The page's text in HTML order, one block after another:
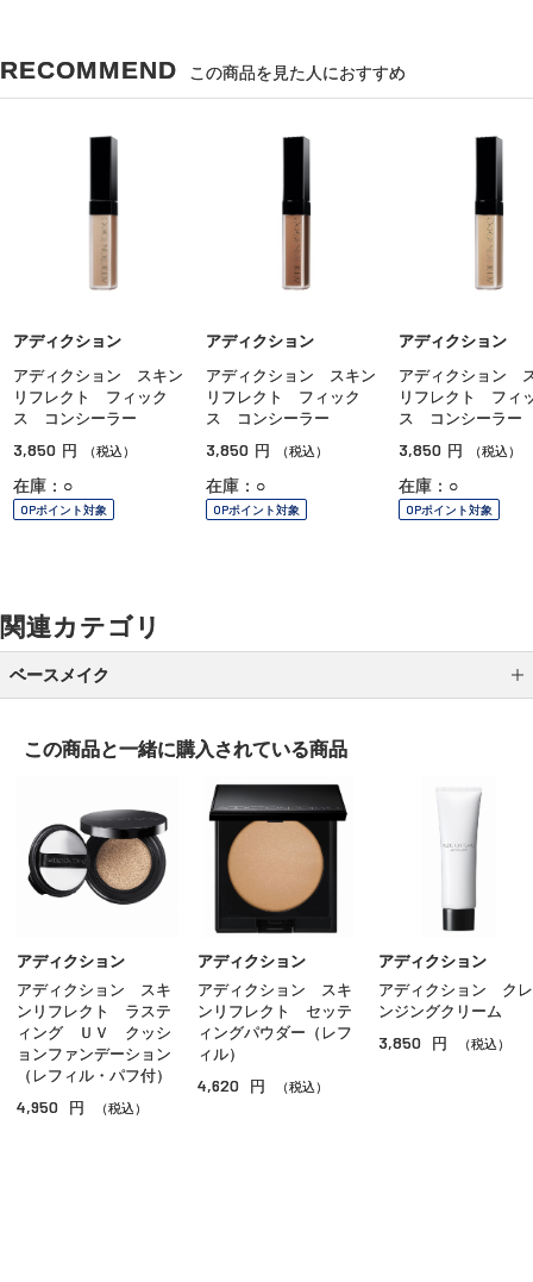
RECOMMEND この商品を見た人におすすめ
アディクション
アディクション スキン
リフレクト フィック
ス コンシーラー
3,850 円 （税込）
在庫：○
OPポイント対象
アディクション
アディクション スキン
リフレクト フィック
ス コンシーラー
3,850 円 （税込）
在庫：○
OPポイント対象
アディクション
アディクション
リフレクト フィ
ス コンシーラー
3,850 円 （税込）
在庫：○
OPポイント対象
関連カテゴリ
ベースメイク
クッションファンデーション
クリームファンデーション
リキッドファンデーション
パウダー
ＢＢ／ＣＣクリーム
コンシーラー
この商品と一緒に購入されている商品
アディクション
アディクション スキ
ンリフレクト ラステ
ィング ＵＶ クッシ
ョンファンデーション
（レフィル・パフ付）
4,950 円 （税込）
アディクション
アディクション スキ
ンリフレクト セッテ
ィングパウダー（レフ
ィル）
4,620 円 （税込）
アディクション
アディクション クレ
ンジングクリーム
3,850 円 （税込）